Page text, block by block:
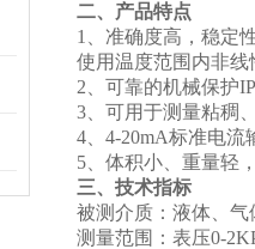
二、产品特点
1
、准确度高，稳定
使用温度范围内非
2 、可靠的机械保护
3 、可用于测量粘稠
4 、4-20mA标准电
5 、体积小、重量轻
三、技术指标
被测介质：液体、气
测量范围：表压0-